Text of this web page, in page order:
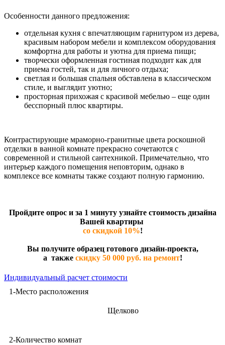
Особенности данного предложения:
отдельная кухня с впечатляющим гарнитуром из дерева,
красивым набором мебели и комплексом оборудования
комфортна для работы и уютна для приема пищи;
творчески оформленная гостиная подходит как для
приема гостей, так и для личного отдыха;
светлая и большая спальня обставлена в классическом
стиле, и выглядит уютно;
просторная прихожая с красивой мебелью – еще один
бесспорный плюс квартиры.
Контрастирующие мраморно-гранитные цвета роскошной
отделки в ванной комнате прекрасно сочетаются с
современной и стильной сантехникой. Примечательно, что
интерьер каждого помещения неповторим, однако в
комплексе все комнаты также создают полную гармонию.
Пройдите опрос и за 1 минуту узнайте стоимость дизайна
Вашей квартиры
со скидкой 10%!
Вы получите образец готового дизайн-проекта,
а также скидку 50 000 руб. на ремонт!
Индивидуальный расчет стоимости
1-Место расположения
Щелково
2-Количество комнат